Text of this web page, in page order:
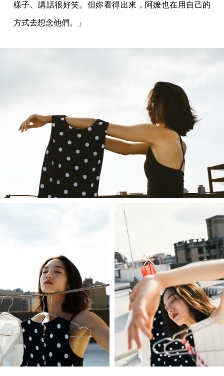
樣子、講話很好笑。但妳看得出來，阿嬤也在用自己的
方式去想念他們。」